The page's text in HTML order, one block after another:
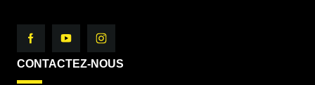
CONTACTEZ-NOUS